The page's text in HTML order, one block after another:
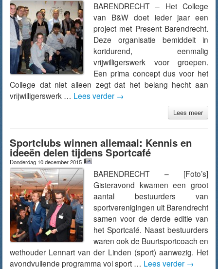
BARENDRECHT – Het College
van B&W doet ieder jaar een
project met Present Barendrecht.
Deze organisatie bemiddelt in
kortdurend, eenmalig
vrijwilligerswerk voor groepen.
Een prima concept dus voor het
College dat niet alleen zegt dat het belang hecht aan
vrijwilligerswerk … Lees verder →
Lees meer
Sportclubs winnen allemaal: Kennis en
ideeën delen tijdens Sportcafé
Donderdag 10 december 2015
BARENDRECHT – [Foto’s]
Gisteravond kwamen een groot
aantal bestuurders van
sportverenigingen uit Barendrecht
samen voor de derde editie van
het Sportcafé. Naast bestuurders
waren ook de Buurtsportcoach en
wethouder Lennart van der Linden (sport) aanwezig. Het
avondvullende programma vol sport … Lees verder →